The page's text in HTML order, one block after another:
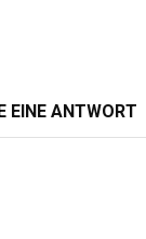
EINE ANTWORT